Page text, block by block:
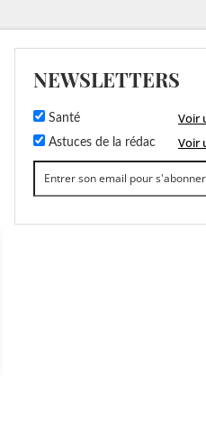
NEWSLETTERS
Santé Voir
Astuces de la rédac Voir